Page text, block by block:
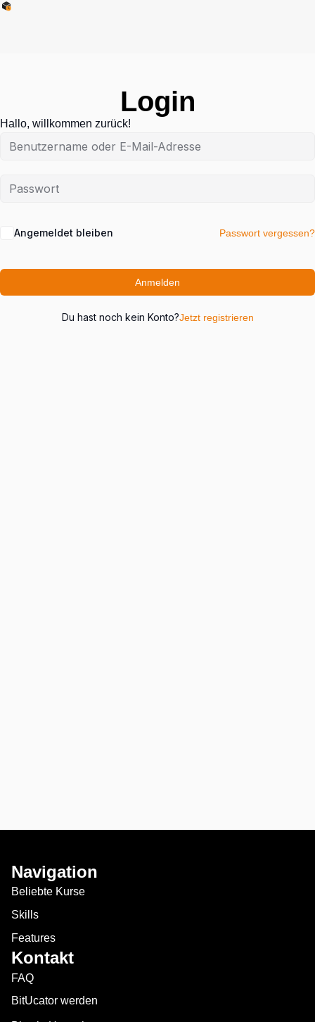
Login
Hallo, willkommen zurück!
Angemeldet bleiben Passwort vergessen?
Anmelden
Du hast noch kein Konto?Jetzt registrieren
Navigation
Beliebte Kurse
Skills
Features
Kontakt
FAQ
BitUcator werden